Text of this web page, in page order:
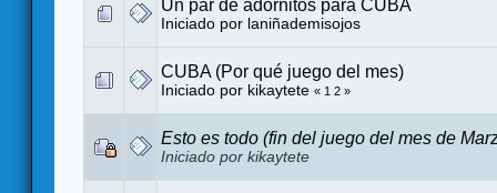
Un par de adornitos para CUBA
Iniciado por laniñademisojos
CUBA (Por qué juego del mes)
Iniciado por kikaytete « 1 2 »
Esto es todo (fin del juego del mes de
Iniciado por kikaytete